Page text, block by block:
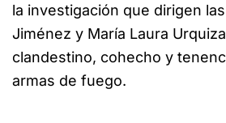
la investigación que dirigen
Jiménez y María Laura
clandestino, cohecho y
armas de fuego.